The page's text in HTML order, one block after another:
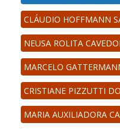
CLÁUDIO HOFFMANN
NEUSA ROLITA
MARCELO
CRISTIANE PIZZUTTI
MARIA AUXILIADORA